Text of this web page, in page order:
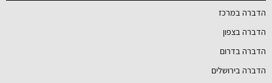
הדברה במרכז
הדברה בצפון
הדברה בדרום
הדברה בירושלים